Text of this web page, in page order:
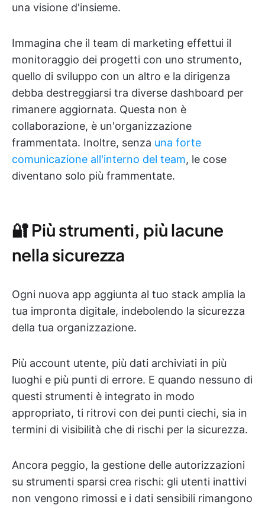
una visione d'insieme.
Immagina che il team di marketing effettui il
monitoraggio dei progetti con uno strumento,
quello di sviluppo con un altro e la dirigenza
debba destreggiarsi tra diverse dashboard per
rimanere aggiornata. Questa non è
collaborazione, è un'organizzazione
frammentata. Inoltre, senza una forte
comunicazione all'interno del team, le cose
diventano solo più frammentate.
🔐 Più strumenti, più lacune
nella sicurezza
Ogni nuova app aggiunta al tuo stack amplia la
tua impronta digitale, indebolendo la sicurezza
della tua organizzazione.
Più account utente, più dati archiviati in più
luoghi e più punti di errore. E quando nessuno di
questi strumenti è integrato in modo
appropriato, ti ritrovi con dei punti ciechi, sia in
termini di visibilità che di rischi per la sicurezza.
Ancora peggio, la gestione delle autorizzazioni
su strumenti sparsi crea rischi: gli utenti inattivi
non vengono rimossi e i dati sensibili rimangono